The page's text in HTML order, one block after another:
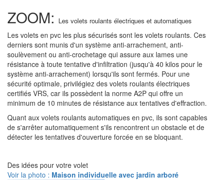
ZOOM: Les volets roulants électriques et automatiques
Les volets en pvc les plus sécurisés sont les volets roulants. Ces
derniers sont munis d'un système anti-arrachement, anti-
soulèvement ou anti-crochetage qui assure aux lames une
résistance à toute tentative d'infiltration (jusqu'à 40 kilos pour le
système anti-arrachement) lorsqu'ils sont fermés. Pour une
sécurité optimale, privilégiez des volets roulants électriques
certifiés VRS, car ils possèdent la norme A2P qui offre un
minimum de 10 minutes de résistance aux tentatives d'effraction.
Quant aux volets roulants automatiques en pvc, ils sont capables
de s'arrêter automatiquement s'ils rencontrent un obstacle et de
détecter les tentatives d'ouverture forcée en se bloquant.
Des idées pour votre volet
Voir la photo : Maison individuelle avec jardin arboré